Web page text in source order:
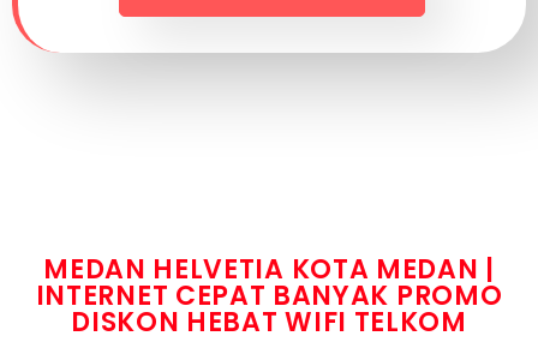
MEDAN HELVETIA KOTA MEDAN |
INTERNET CEPAT BANYAK PROMO
DISKON HEBAT WIFI TELKOM